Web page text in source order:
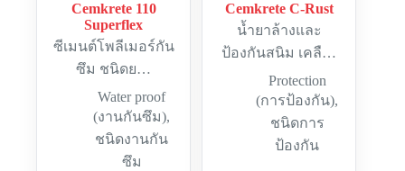
Cemkrete 110
Superflex
ซีเมนต์โพลีเมอร์กัน
ซึม ชนิดย…
Water proof
(งานกันซึม),
ชนิดงานกัน
ซึม
Cemkrete C-Rust
น้ำยาล้างและ
ป้องกันสนิม เคลื…
Protection
(การป้องกัน),
ชนิดการ
ป้องกัน